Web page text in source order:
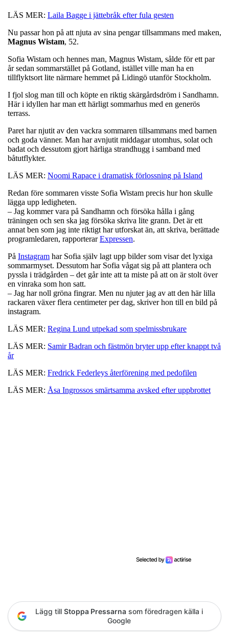
LÄS MER: Laila Bagge i jättebråk efter fula gesten
Nu passar hon på att njuta av sina pengar tillsammans med maken,
Magnus Wistam, 52.
Sofia Wistam och hennes man, Magnus Wistam, sålde för ett par
år sedan sommarstället på Gotland, istället ville man ha en
tillflyktsort lite närmare hemmet på Lidingö utanför Stockholm.
I fjol slog man till och köpte en riktig skärgårdsdröm i Sandhamn.
Här i idyllen har man ett härligt sommarhus med en generös
terrass.
Paret har njutit av den vackra sommaren tillsammans med barnen
och goda vänner. Man har avnjutit middagar utomhus, solat och
badat och dessutom gjort härliga strandhugg i samband med
båtutflykter.
LÄS MER: Noomi Rapace i dramatisk förlossning på Island
Redan före sommaren visste Sofia Wistam precis hur hon skulle
lägga upp ledigheten.
– Jag kommer vara på Sandhamn och försöka hålla i gång
träningen och sen ska jag försöka skriva lite grann. Det är ett
annat ben som jag inte riktigt har utforskat än, att skriva, berättade
programledaren, rapporterarExpressen.
På Instagram har Sofia själv lagt upp bilder som visar det lyxiga
sommarmyset. Dessutom har Sofia vågat sig på att plantera och
pyssla i trädgården – det går inte att ta miste på att on är stolt över
en vinraka som hon satt.
– Jag har noll gröna fingrar. Men nu njuter jag av att den här lilla
rackaren växer flera centimeter per dag, skriver hon till en bild på
instagram.
LÄS MER: Regina Lund utpekad som spelmissbrukare
LÄS MER: Samir Badran och fästmön bryter upp efter knappt två
år
LÄS MER: Fredrick Federleys återförening med pedofilen
LÄS MER: Åsa Ingrossos smärtsamma avsked efter uppbrottet
Lägg till Stoppa Pressarna som föredragen källa i
Google